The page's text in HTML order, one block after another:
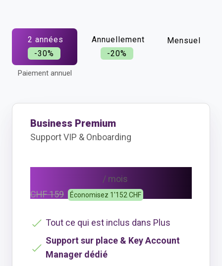
2 années
-30%
Paiement annuel
Annuellement
-20%
Mensuel
Business Premium
Support VIP & Onboarding
/ mois
CHF 159
Économisez 1'152 CHF
Tout ce qui est inclus dans Plus
Support sur place & Key Account
Manager dédié